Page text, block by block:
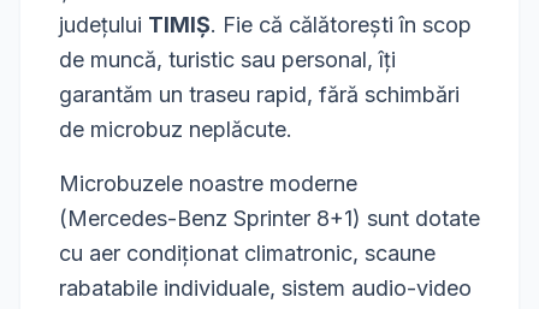
județului TIMIȘ. Fie că călătorești în scop
de muncă, turistic sau personal, îți
garantăm un traseu rapid, fără schimbări
de microbuz neplăcute.
Microbuzele noastre moderne
(Mercedes-Benz Sprinter 8+1) sunt dotate
cu aer condiționat climatronic, scaune
rabatabile individuale, sistem audio-video